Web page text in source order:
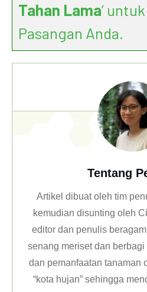
Tahan Lama’
Pasangan Anda.
Tentang
Artikel dibuat oleh tim
kemudian disunting oleh
editor dan penulis
senang meriset dan
dan pemanfaatan tanaman
“kota hujan” sehingga